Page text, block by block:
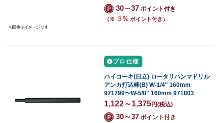
30～37 ポイント付き
（※ ３% ポイント付き）
プロ仕様
ハイコーキ(日立) ロータリハンマドリル
アンカ打込棒(B) W-1/4" 160mm
971799〜W-5/8" 160mm 971803
1,122～1,375円(税込)
30～37 ポイント付き